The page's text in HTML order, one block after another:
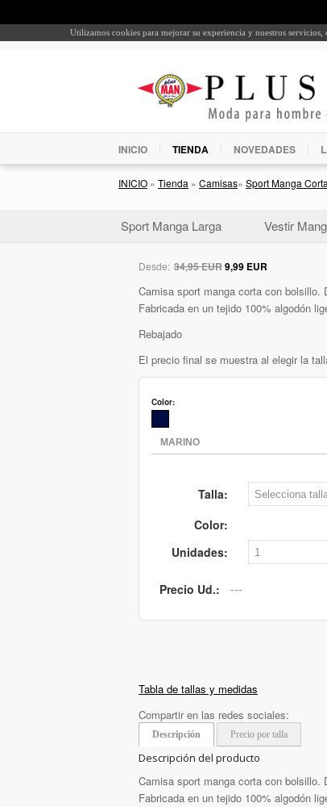
Utilizamos cookies para mejorar su experiencia y nuestros
INICIO TIENDA NOVEDADES
INICIO » Tienda » Camisas» Sport Manga Corta
Sport Manga Larga Vestir
Desde: 34,95 EUR9,99 EUR
Camisa sport manga corta con
Fabricada en un tejido 100% algodón
Rebajado
El precio final se muestra al elegir la
Color:
Talla:
Color:
Unidades:
Precio Ud.:
Tabla de tallas y medidas
Compartir en las redes sociales:
Descripción Precio por talla
Descripción del producto
Camisa sport manga corta con
Fabricada en un tejido 100% algodón